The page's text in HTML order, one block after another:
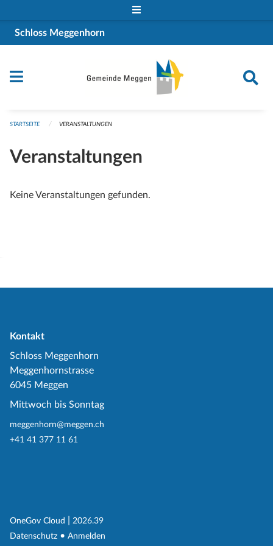
Schloss Meggenhorn
STARTSEITE VERANSTALTUNGEN
Veranstaltungen
Keine Veranstaltungen gefunden.
Kontakt
Schloss Meggenhorn
Meggenhornstrasse
6045 Meggen
Mittwoch bis Sonntag
meggenhorn@meggen.ch
+41 41 377 11 61
OneGov Cloud (External Link)
2026.39
Datenschutz (External Link)
Anmelden